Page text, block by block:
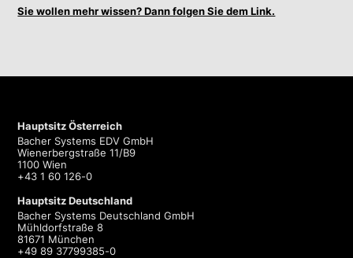
Sie wollen mehr wissen? Dann folgen Sie dem Link.
Hauptsitz Österreich
Bacher Systems EDV GmbH
Wienerbergstraße 11/B9
1100 Wien
+43 1 60 126-0
Hauptsitz Deutschland
Bacher Systems Deutschland GmbH
Mühldorfstraße 8
81671 München
+49 89 37799385-0